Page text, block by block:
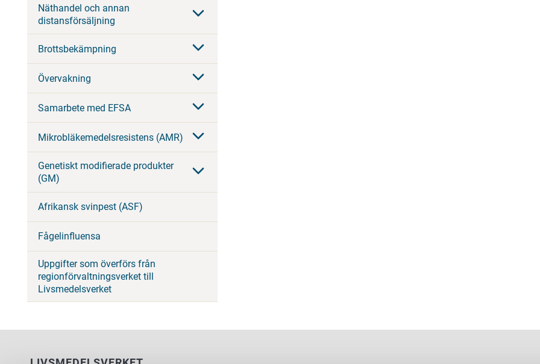
Näthandel och annan
distansförsäljning
Brottsbekämpning
Övervakning
Samarbete med EFSA
Mikrobläkemedelsresistens (AMR)
Genetiskt modifierade produkter
(GM)
Afrikansk svinpest (ASF)
Fågelinfluensa
Uppgifter som överförs från
regionförvaltningsverket till
Livsmedelsverket